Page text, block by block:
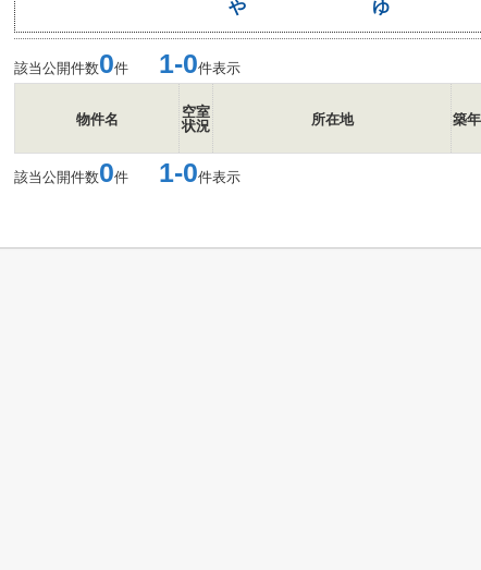
や ゆ
該当公開件数0件 1-0件表示
物件名
空室
状況
所在地 築
該当公開件数0件 1-0件表示